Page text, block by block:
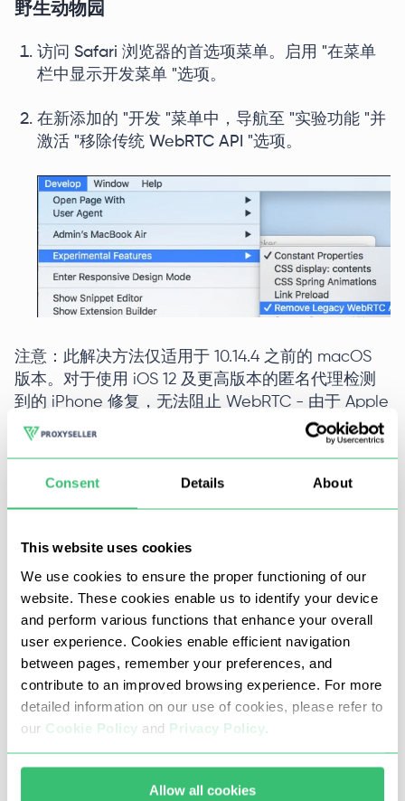
Consent Details About
This website uses cookies
We use cookies to ensure the proper functioning of our
website. These cookies enable us to identify your device
and perform various functions that enhance your overall
user experience. Cookies enable efficient navigation
between pages, remember your preferences, and
contribute to an improved browsing experience. For more
detailed information on our use of cookies, please refer to
our Cookie Policy and Privacy Policy
Allow all cookies
野生动物园
访问 Safari 浏览器的首选项菜单。启用 "在菜单
栏中显示开发菜单 "选项。
在新添加的 "开发 "菜单中，导航至 "实验功能 "并
激活 "移除传统 WebRTC API "选项。
注意：此解决方法仅适用于 10.14.4 之前的 macOS
版本。对于使用 iOS 12 及更高版本的匿名代理检测
到的 iPhone 修复，无法阻止 WebRTC - 由于 Apple
的限制，此选项不可用。
为了减少被拦截的机会，并提供对目标资源的不间断
会将其流量视为正常的用户流量。
允许 IP 轮换
从一个地址发出大量请求会增加互动被视为可疑的几
率。因此，系统的安全机制可能会终止连接，尤其是
在数据似乎来自自动来源的情况下。
解决方案就是旋转。区分此类节点的类型至关重要：